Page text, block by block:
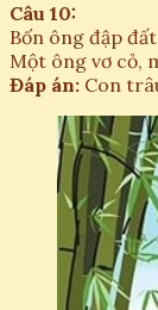
Câu 10:
Bốn ông đập
Một ông vơ cỏ,
Đáp án: Con